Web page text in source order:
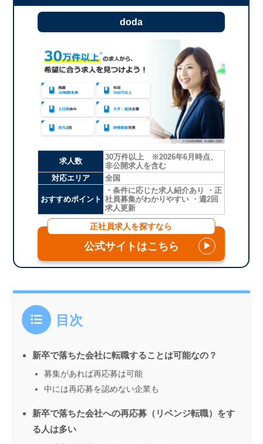
doda
求人数
30万件以上 ※2026年6月時点、
非公開求人を含む
対応エリア
全国
おすすめポイント
・条件に応じた求人紹介あり ・正
社員募集がわかりやすい ・週2回
求人更新
正社員求人を探すなら
公式サイトはこちら ▶
目次
新卒で落ちた会社に転職することは可能なの？
募集があれば再応募は可能
中には再応募を認めない企業も
新卒で落ちた会社への再応募（リベンジ転職）をす
る人は多い